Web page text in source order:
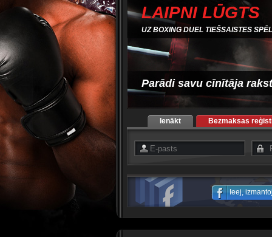
LAIPNI LŪGTS
UZ BOXING DUEL TIEŠSAISTES
Parādi savu cīnītāja
Ienākt Bezmaksas
Ieej,